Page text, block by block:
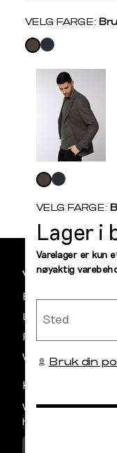
Velg
farge
VELG FARGE:
Velg
VELG FARGE:
Lager i
Varelager er kun
nøyaktig
Bruk din
Produktdetaljer
Kundeomtaler
Levering og retur
Sidebunn
VILKÅR OG
Betaling
Levering og frakt
Retur og bytte
Vilkår
KUNDESERVICE
Vår avdeling for
hverdager mellom kl